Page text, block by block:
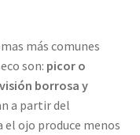
más comunes
son: picor o
borrosa y
a partir del
el ojo produce menos